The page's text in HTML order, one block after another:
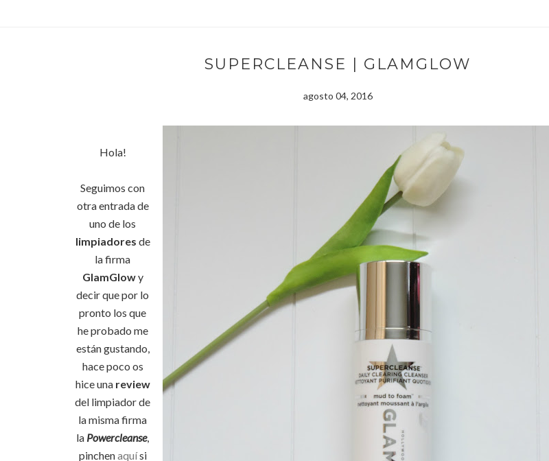
SUPERCLEANSE | GLAMGLOW
agosto 04, 2016
Hola!
Seguimos con
otra entrada de
uno de los
limpiadores de
la firma
GlamGlowy
decir que por lo
pronto los que
he probado me
están gustando,
hace poco os
hice unareview
del limpiador de
la misma firma
la Powercleanse,
pinchenaquísi